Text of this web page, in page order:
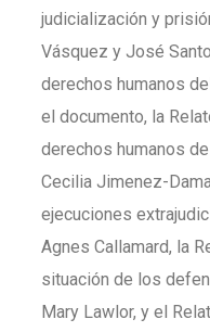
judicialización y
Vásquez y José
derechos humanos
el documento, la
derechos humanos
Cecilia Jimenez-
ejecuciones
Agnes Callamard, la
situación de los
Mary Lawlor, y el